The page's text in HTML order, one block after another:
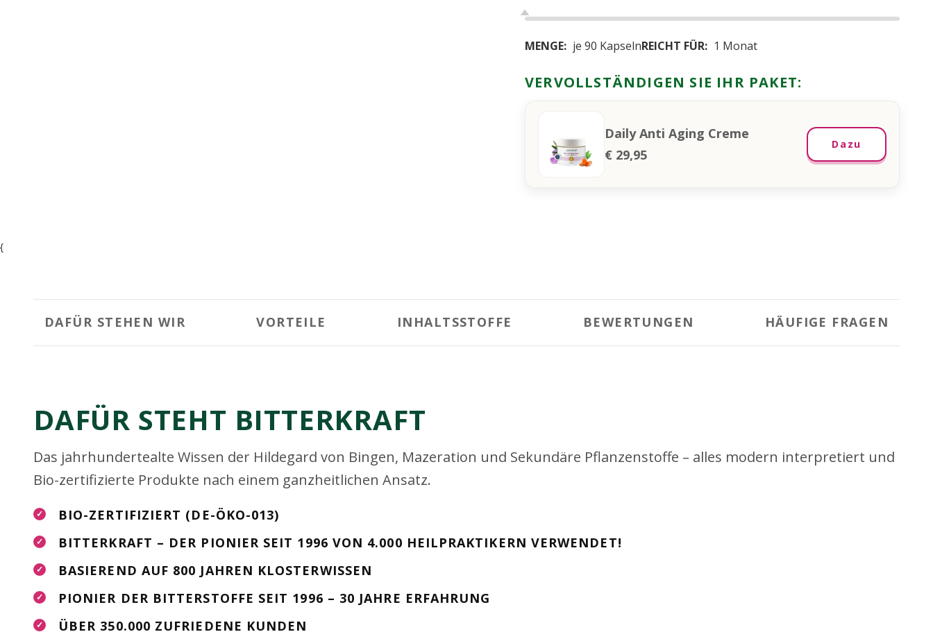
MENGE: je 90 KapselnREICHT FÜR: 1 Monat
VERVOLLSTÄNDIGEN SIE IHR PAKET:
Daily Anti Aging Creme
€ 29,95
Dazu
{
DAFÜR STEHEN WIR VORTEILE INHALTSSTOFFE BEWERTUNGEN HÄUFIGE FRAGEN
DAFÜR STEHT BITTERKRAFT
Das jahrhundertealte Wissen der Hildegard von Bingen, Mazeration und Sekundäre Pflanzenstoffe – alles modern interpretiert und
Bio-zertifizierte Produkte nach einem ganzheitlichen Ansatz.
✓ BIO-ZERTIFIZIERT (DE-ÖKO-013)
✓ BITTERKRAFT – DER PIONIER SEIT 1996 VON 4.000 HEILPRAKTIKERN VERWENDET!
✓ BASIEREND AUF 800 JAHREN KLOSTERWISSEN
✓ PIONIER DER BITTERSTOFFE SEIT 1996 – 30 JAHRE ERFAHRUNG
✓ ÜBER 350.000 ZUFRIEDENE KUNDEN